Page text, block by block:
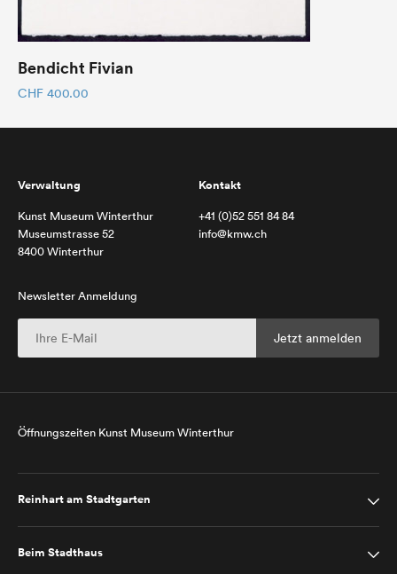
Bendicht Fivian
CHF 400.00
Verwaltung
Kunst Museum Winterthur
Museumstrasse 52
8400 Winterthur
Kontakt
+41 (0)52 551 84 84
info@kmw.ch
Newsletter Anmeldung
Öffnungszeiten Kunst Museum Winterthur
Reinhart am Stadtgarten
Beim Stadthaus